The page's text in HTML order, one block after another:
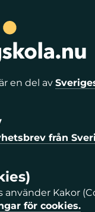
en del av
från
Kakor
för cookies.